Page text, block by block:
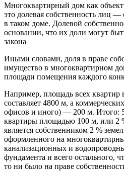
Многоквартирный дом как
это долевая собственность лиц
в таком доме. Долевой
основании, что их доли могут
закона
Иными словами, доля в праве
имущество в многоквартирном
площади помещения каждого
Например, площадь всех квартир
составляет 4800 м, а
офисов и иного) — 200 м. Итого:
квартиры площадью 100 м, или 2
является собственником 2 %
оформленного на
канализационных и
фундамента и всего остального,
то ни было на праве